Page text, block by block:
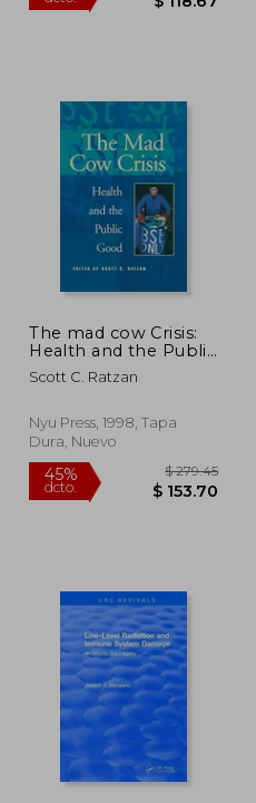
45%
dcto.
The mad cow Crisis:
Health and the Public
Good (en Inglés)
Scott C. Ratzan
Nyu Press, 1998, Tapa
Dura, Nuevo
45%